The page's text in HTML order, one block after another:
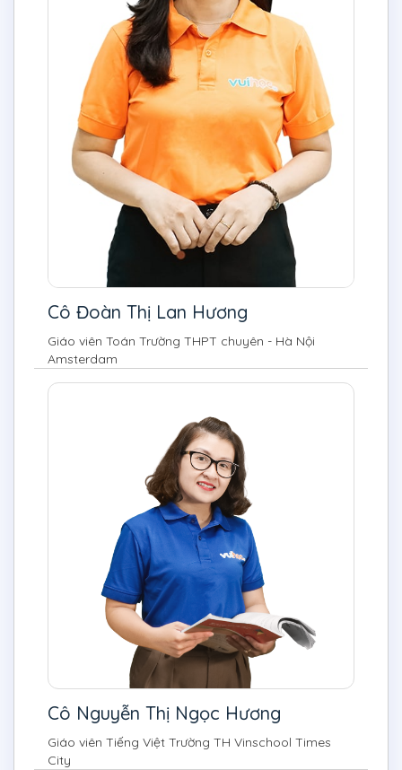
Cô Đoàn Thị Lan Hương
Giáo viên Toán Trường THPT chuyên - Hà Nội
Amsterdam
Cô Nguyễn Thị Ngọc Hương
Giáo viên Tiếng Việt Trường TH Vinschool Times
City